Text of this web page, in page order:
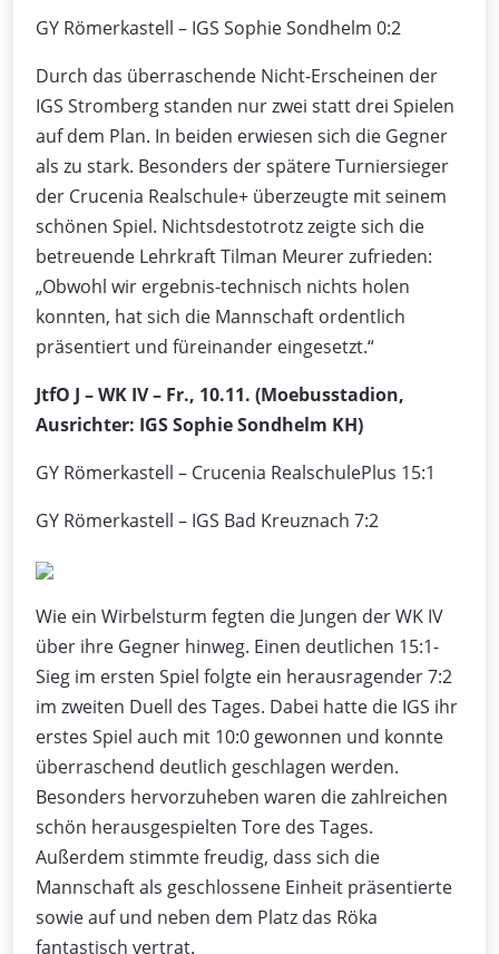
GY Römerkastell – IGS Sophie Sondhelm 0:2
Durch das überraschende Nicht-Erscheinen der
IGS Stromberg standen nur zwei statt drei Spielen
auf dem Plan. In beiden erwiesen sich die Gegner
als zu stark. Besonders der spätere Turniersieger
der Crucenia Realschule+ überzeugte mit seinem
schönen Spiel. Nichtsdestotrotz zeigte sich die
betreuende Lehrkraft Tilman Meurer zufrieden:
„Obwohl wir ergebnis-technisch nichts holen
konnten, hat sich die Mannschaft ordentlich
präsentiert und füreinander eingesetzt.“
JtfO J – WK IV – Fr., 10.11. (Moebusstadion,
Ausrichter: IGS Sophie Sondhelm KH)
GY Römerkastell – Crucenia RealschulePlus 15:1
GY Römerkastell – IGS Bad Kreuznach 7:2
Wie ein Wirbelsturm fegten die Jungen der WK IV
über ihre Gegner hinweg. Einen deutlichen 15:1-
Sieg im ersten Spiel folgte ein herausragender 7:2
im zweiten Duell des Tages. Dabei hatte die IGS ihr
erstes Spiel auch mit 10:0 gewonnen und konnte
überraschend deutlich geschlagen werden.
Besonders hervorzuheben waren die zahlreichen
schön herausgespielten Tore des Tages.
Außerdem stimmte freudig, dass sich die
Mannschaft als geschlossene Einheit präsentierte
sowie auf und neben dem Platz das Röka
fantastisch vertrat.